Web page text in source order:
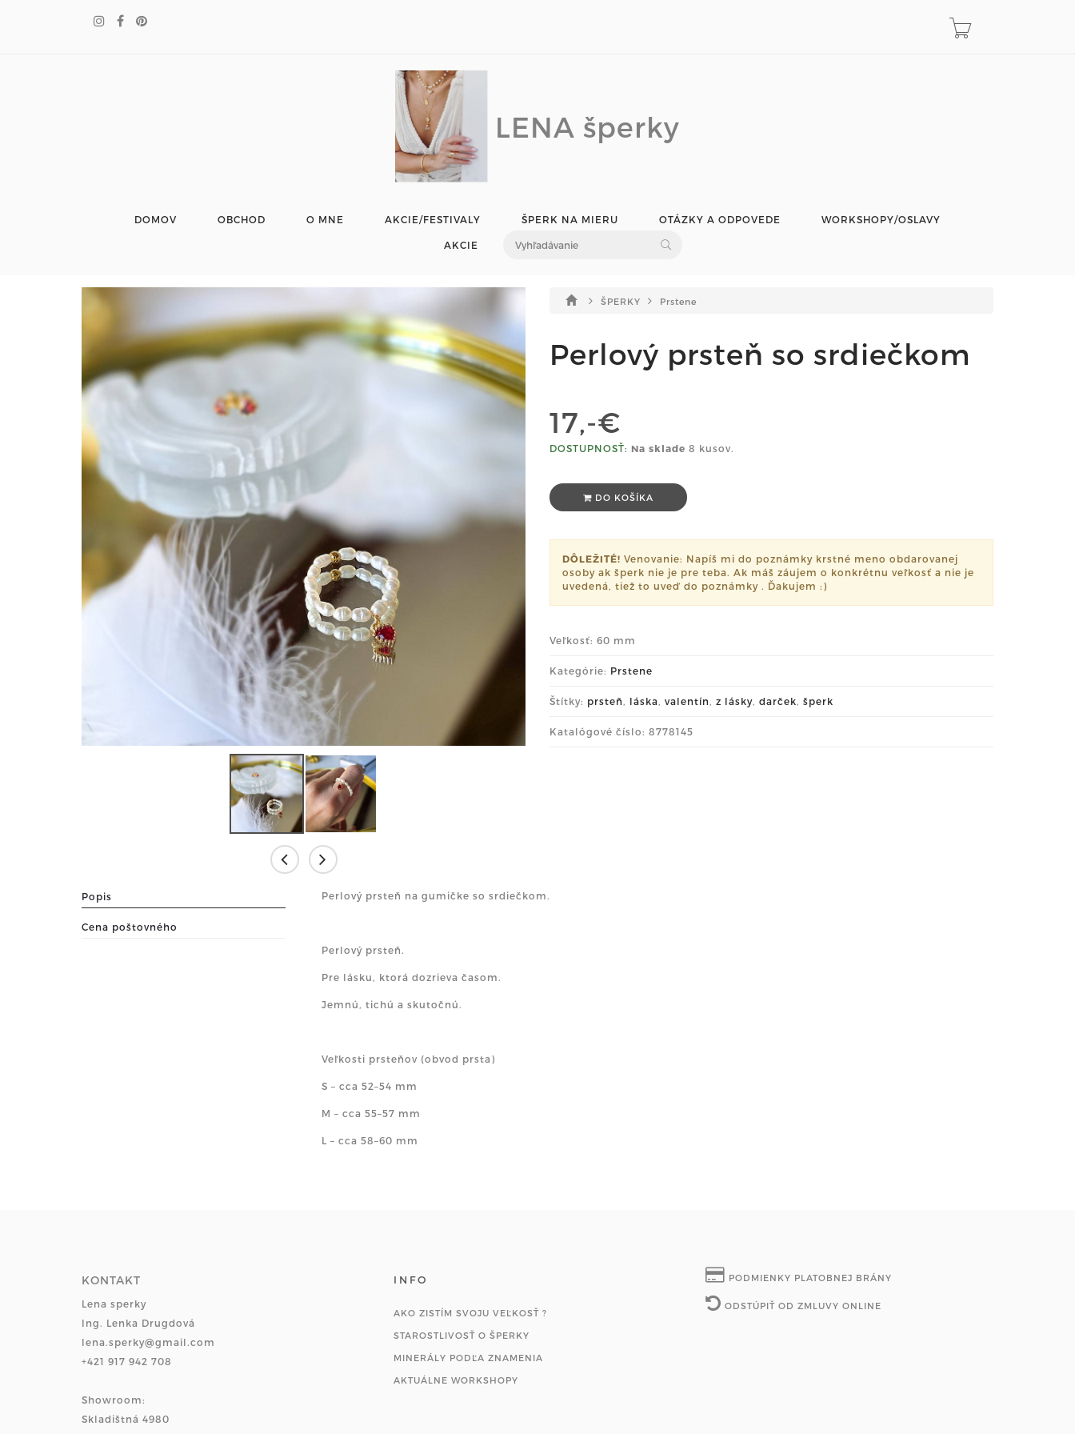
LENA šperky
DOMOV OBCHOD O MNE AKCIE/FESTIVALY ŠPERK NA MIERU OTÁZKY A ODPOVEDE WORKSHOPY/OSLAVY
AKCIE
ŠPERKY Prstene
Perlový prsteň so srdiečkom
17,-€
DOSTUPNOSŤ: Na sklade 8 kusov.
DO KOŠÍKA
DÔLEŽITÉ! Venovanie: Napíš mi do poznámky krstné meno obdarovanej
osoby ak šperk nie je pre teba. Ak máš záujem o konkrétnu veľkosť a nie je
uvedená, tiež to uveď do poznámky . Ďakujem :)
Veľkosť: 60 mm
Kategórie: Prstene
Štítky: prsteň , láska, valentín , z lásky, darček, šperk
Katalógové číslo: 8778145
Popis
Cena poštovného
Perlový prsteň na gumičke so srdiečkom.
Perlový prsteň.
Pre lásku, ktorá dozrieva časom.
Jemnú, tichú a skutočnú.
Veľkosti prsteňov (obvod prsta)
S – cca 52–54 mm
M – cca 55–57 mm
L – cca 58–60 mm
KONTAKT
Lena sperky
Ing. Lenka Drugdová
lena.sperky@gmail.com
+421 917 942 708
Showroom:
Skladištná 4980
INFO
AKO ZISTÍM SVOJU VEĽKOSŤ ?
STAROSTLIVOSŤ O ŠPERKY
MINERÁLY PODĽA ZNAMENIA
AKTUÁLNE WORKSHOPY
PODMIENKY PLATOBNEJ BRÁNY
ODSTÚPIŤ OD ZMLUVY ONLINE